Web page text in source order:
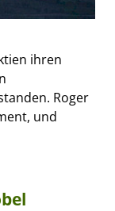
ihren
Roger
und